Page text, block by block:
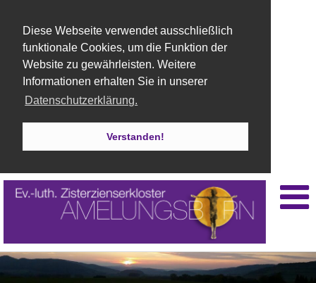
Diese Webseite verwendet ausschließlich
funktionale Cookies, um die Funktion der
Website zu gewährleisten. Weitere
Informationen erhalten Sie in unserer
Datenschutzerklärung.
Verstanden!